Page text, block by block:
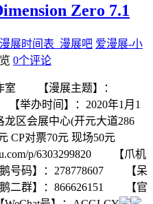
Zero 7.1
展时间表_漫展吧 爱漫展-小
0个评论
室 【漫展主题】：
举办时间】：2020年1月1
区会展中心(开元大道286
CP对票70元 现场50元
p/6303299820 【爪机
号码】：278778607 【呆
二群】：866626151 【官